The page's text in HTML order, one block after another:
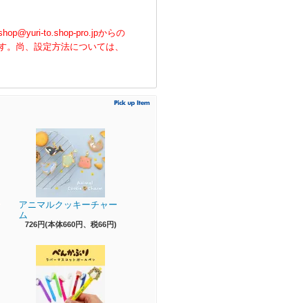
to.shop-pro.jpからの
尚、設定方法については、
アニマルクッキーチャー
ム
726円(本体660円、税66円)